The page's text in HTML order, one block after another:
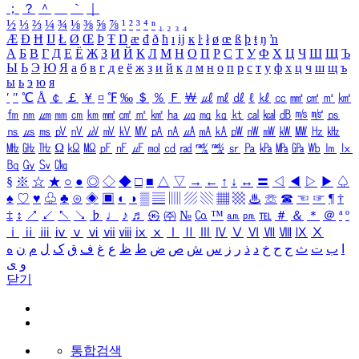
；
？ ＾ ｀
½ ⅓ ⅔ ¼ ¾ ⅛ ⅜ ⅝ ⅞ ¹ ² ³ ⁴ ⁿ ₁ ₂ ₃ ₄
Æ Ð Ħ Ĳ Ł Ø Œ Þ Ŧ Ŋ æ đ ð ħ ı ĳ ĸ ŀ ł ø œ ß þ ŧ ŋ ŉ
А Б В Г Д Е Ё Ж З И Й К Л М Н О П Р С Т У Ф Х Ц Ч Ш Щ Ъ
Ы Ь Э Ю Я а б в г д е ё ж з и й к л м н о п р с т у ф х ц ч ш щ ъ
ы ь э ю я
′ ″ ℃ Å ￠ ￡ ￥ ¤ ℉ ‰ ＄ ％ Ｆ ￦ ㎕ ㎖ ㎗ ℓ ㎘ ㏄ ㎣ ㎤ ㎥ ㎦
㎙ ㎚ ㎛ ㎜ ㎝ ㎞ ㎟ ㎠ ㎡ ㎢ ㏊ ㎍ ㎎ ㎏ ㏏ ㎈ ㎉ ㏈ ㎧ ㎨ ㎰
㎱ ㎲ ㎳ ㎴ ㎵ ㎶ ㎷ ㎸ ㎹ ㎀ ㎁ ㎂ ㎃ ㎄ ㎺ ㎻ ㎽ ㎾ ㎿ ㎐ ㎑
㎒ ㎓ ㎔ Ω ㏀ ㏁ ㎊ ㎋ ㎌ ㏖ ㏅ ㎭ ㎮ ㎯ ㏛ ㎩ ㎪ ㎫ ㎬ ㏝ ㏐
㏓
㏃ ㏉ ㏜ ㏆
§ ※ ☆ ★ ○ ● ◎ ◇ ◆ □ ■ △ ▽ → ← ↑ ↓ ↔ 〓 ◁ ◀ ▷ ▶ ♤
♠ ♡ ♥ ♧ ♣ ⊙ ◈ ▣ ◐ ◑ ▒ ▤ ▨ ▧ ▦ ▩ ♨ ☏ ☎ ☜ ☞ ¶ †
‡ ↕ ↗ ↙ ↖ ↘ ♭ ♩ ♪ ♬ ㉿ ㈜ № ㏇ ™ ㏂ ㏘ ℡ ＃ ＆ ＊ ＠ ª º
ⅰ
ⅱ ⅲ ⅳ ⅴ ⅵ ⅶ ⅷ ⅸ ⅹ Ⅳ Ⅴ Ⅵ Ⅶ Ⅷ Ⅸ Ⅹ
ب ت ث ج ح خ د ذ ر ز س ش ص ض ط ظ ع غ ف ق ک ل م ن ه
و ی
닫기
통합검색